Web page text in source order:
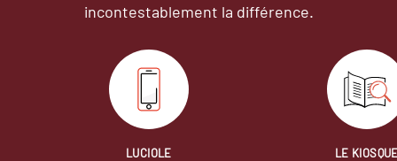
incontestablement la différence.
LUCIOLE
LE